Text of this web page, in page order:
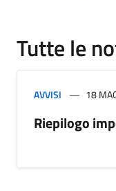
Tutte le
AVVISI 18
Riepilogo